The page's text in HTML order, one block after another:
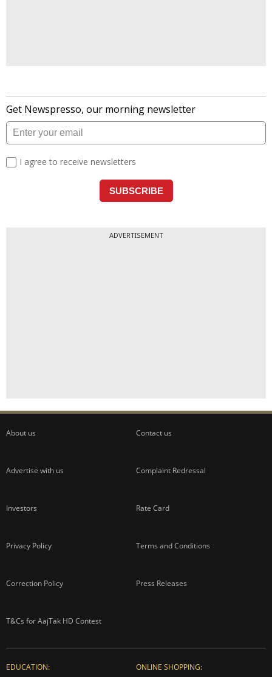
ADVERTISEMENT
About us Contact us
Advertise with us Complaint Redressal
Investors Rate Card
Privacy Policy Terms and Conditions
Correction Policy Press Releases
T&Cs for AajTak HD Contest
EDUCATION: ONLINE SHOPPING: